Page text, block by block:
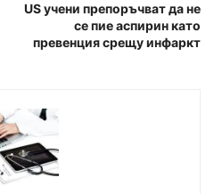
US учени препоръчват да не
се пие аспирин като
превенция срещу инфаркт